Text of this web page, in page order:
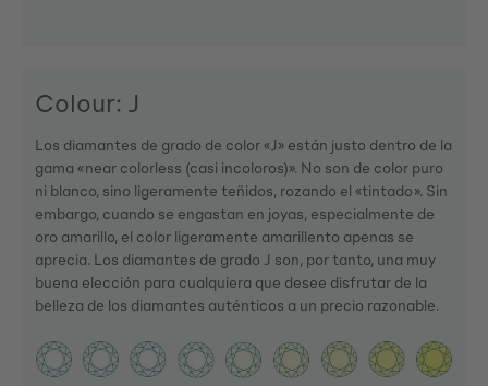
Colour: J
Los diamantes de grado de color «J» están justo dentro de la
gama «near colorless (casi incoloros)». No son de color puro
ni blanco, sino ligeramente teñidos, rozando el «tintado». Sin
embargo, cuando se engastan en joyas, especialmente de
oro amarillo, el color ligeramente amarillento apenas se
aprecia. Los diamantes de grado J son, por tanto, una muy
buena elección para cualquiera que desee disfrutar de la
belleza de los diamantes auténticos a un precio razonable.